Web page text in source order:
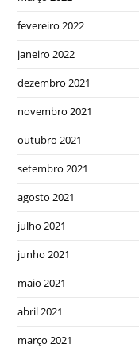
fevereiro 2022
janeiro 2022
dezembro 2021
novembro 2021
outubro 2021
setembro 2021
agosto 2021
julho 2021
junho 2021
maio 2021
abril 2021
março 2021